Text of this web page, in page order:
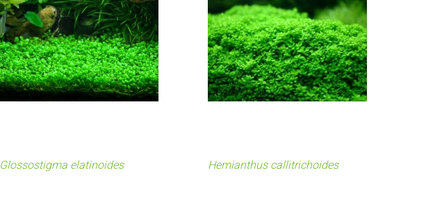
Glossostigma elatinoides Hemianthus callitrichoides